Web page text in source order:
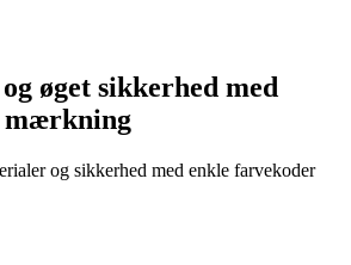
øget sikkerhed med
mærkning
og sikkerhed med enkle farvekoder